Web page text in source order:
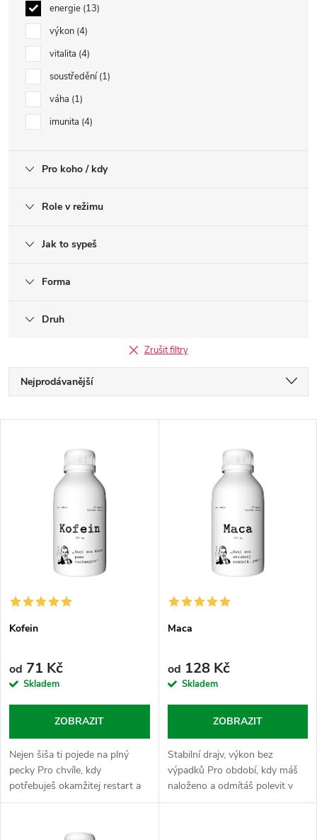
energie 13
výkon 4
vitalita 4
soustředění 1
váha 1
imunita 4
Pro koho / kdy
Role v režimu
Jak to sypeš
Forma
Druh
Zrušit filtry
Ř
a
p
r
o
d
u
k
t
Nejprodávanější
Abecedně
p
o
u
k
Kofein
od 71 Kč
Skladem
ZOBRAZIT
Nejen šiša ti pojede na plný
pecky Pro chvíle, kdy
potřebuješ okamžitej restart a
hlavu v pohotovostním režimu
nekompromisní startér, kterej
Maca
od 128 Kč
Skladem
ZOBRAZIT
Stabilní drajv, výkon bez
výpadků Pro období, kdy máš
naloženo a odmítáš polevit v
práci, v gymu nebo kdekoli